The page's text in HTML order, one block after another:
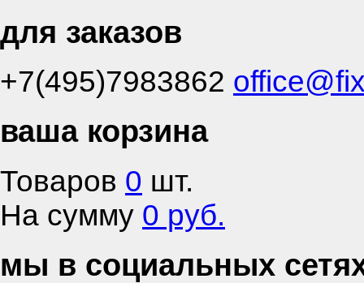
для заказов
+7(495)7983862
ваша корзина
Товаров 0 шт.
На сумму 0 руб.
мы в социальных